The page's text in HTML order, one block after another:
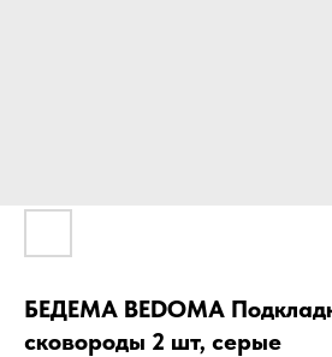
БЕДЕМА BEDОMA
сковороды 2 шт, серые